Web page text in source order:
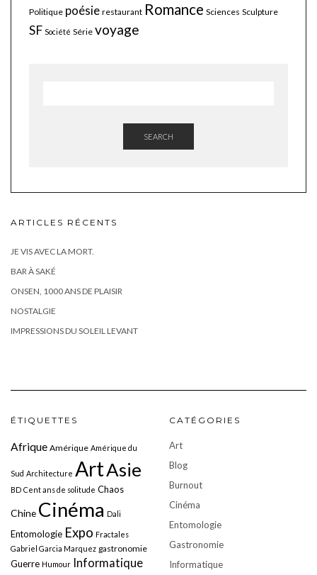
Politique poésie restaurant Romance Sciences Sculpture
SF Société Série voyage
SEARCH
ARTICLES RÉCENTS
JE VIS AVEC LA MORT.
BAR À SAKÉ
ONSEN, 1000 ANS DE PLAISIR
NOSTALGIE
IMPRESSIONS DU SOLEIL LEVANT
ÉTIQUETTES
Afrique Amérique Amérique du
Sud Architecture ArtAsie
BD Cent ans de solitude Chaos
Chine Cinéma Dali
Entomologie Expo Fractales
Gabriel Garcia Marquez gastronomie
Guerre Humour Informatique
CATÉGORIES
Art
Blog
Burnout
Cinéma
Entomologie
Gastronomie
Informatique